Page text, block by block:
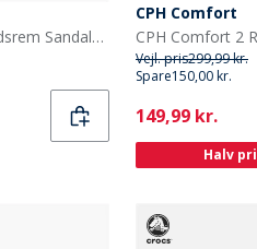
Clarks Herre Torford Krydsrem Sandaler Black Leather
CPH Comfort
CPH Comfort 2
Vejl. pris299,99 kr.
Spare150,00 kr.
Current
149,99 kr.
Halv